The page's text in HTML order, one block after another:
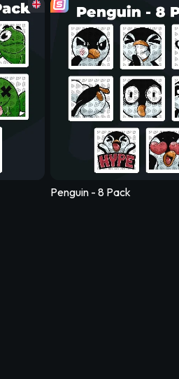
Bee - 5 Pack
Penguin - 8 Pack